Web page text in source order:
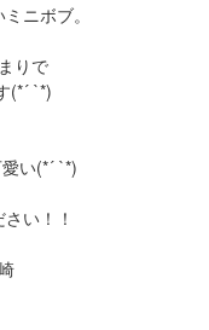
ニボブ。
りで
(*´ `*)
い(*´ `*)
い！！